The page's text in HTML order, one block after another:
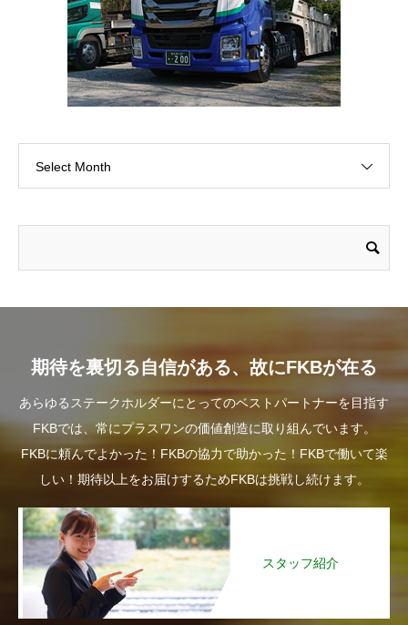
Select Month
期待を裏切る自信がある、故にFKBが在る
あらゆるステークホルダーにとってのベストパートナーを目指す
FKBでは、常にプラスワンの価値創造に取り組んでいます。
FKBに頼んでよかった！FKBの協力で助かった！FKBで働いて楽
しい！期待以上をお届けするためFKBは挑戦し続けます。
スタッフ紹介